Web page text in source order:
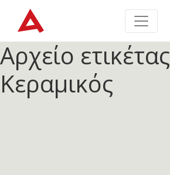
Αρχείο ετικέτας
Κεραμικός